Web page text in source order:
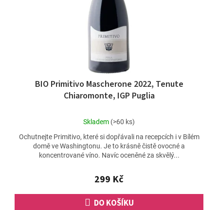
BIO Primitivo Mascherone 2022, Tenute
Chiaromonte, IGP Puglia
Průměrné
produktu
je
4,7
5
hvězdiček.
Skladem (>60 ks)
299 Kč
DO KOŠÍKU
Ochutnejte Primitivo, které si dopřávali na recepcích i v Bílém
domě ve Washingtonu. Je to krásně čistě ovocné a
koncentrované víno. Navíc oceněné za skvělý...